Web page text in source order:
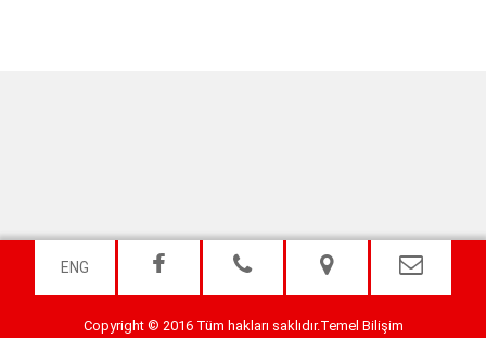
ENG
Copyright © 2016 Tüm hakları saklıdır.Temel Bilişim